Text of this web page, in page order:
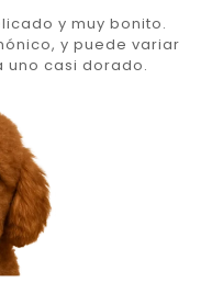
y muy bonito.
y puede variar
uno casi dorado.